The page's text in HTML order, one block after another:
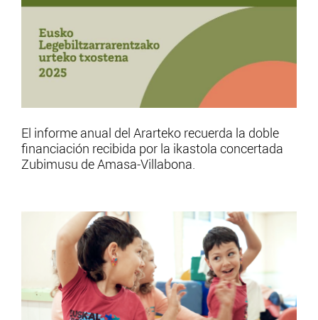
El informe anual del Ararteko recuerda la doble
financiación recibida por la ikastola concertada
Zubimusu de Amasa-Villabona.